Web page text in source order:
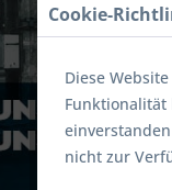
Cookie-
Diese
Funktionalität
nicht zur